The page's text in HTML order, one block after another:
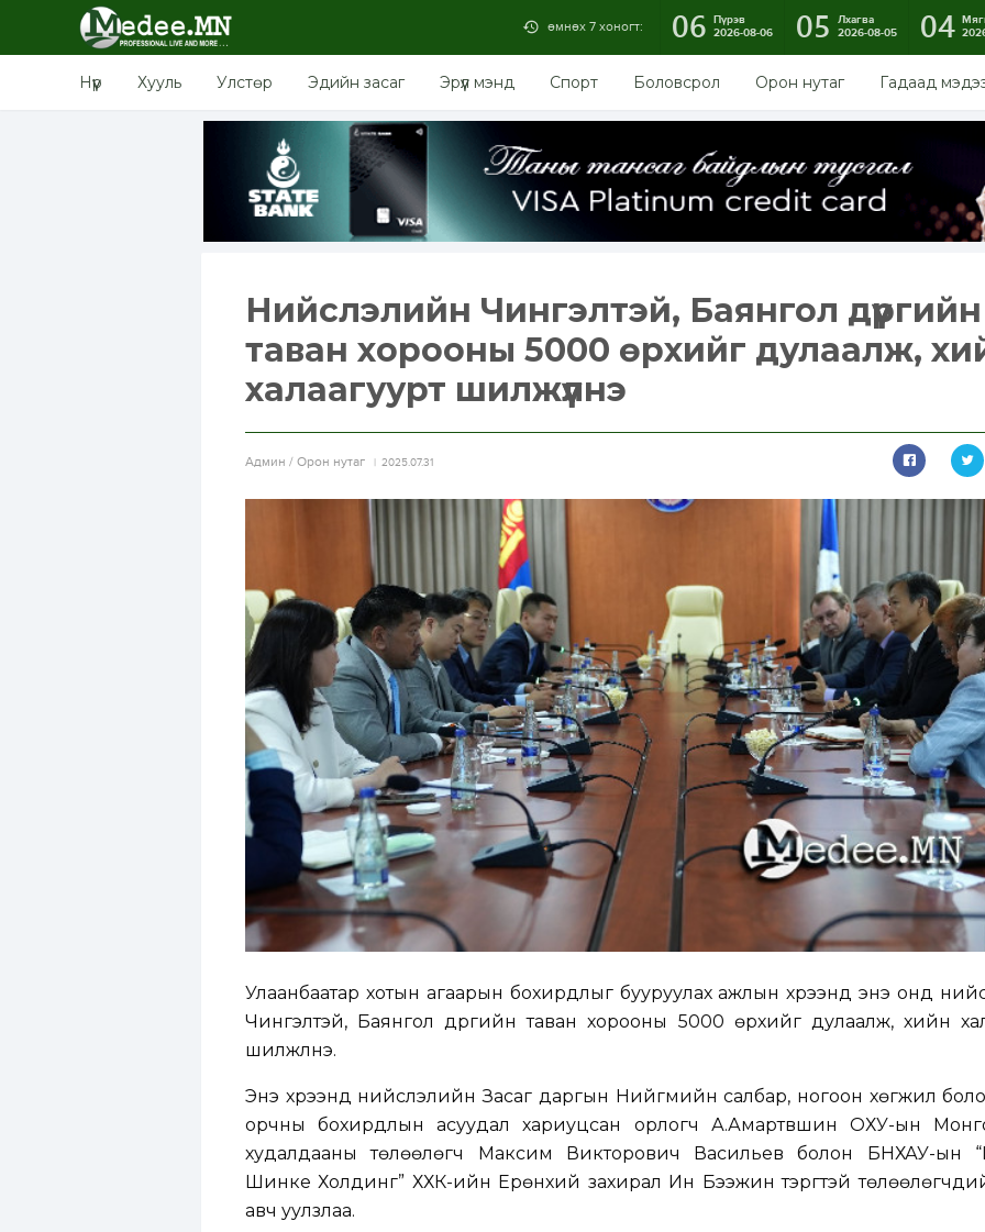
өмнөх 7 хоногт: 06 Пүрэв
2026-08-06
05
Лхагва
2026-08-05
04
Нүүр Хууль Улстөр Эдийн засаг Эрүүл мэнд Спорт Боловсрол Орон нутаг Гадаад
Нийслэлийн Чингэлтэй, Баянгол дүүргийн
таван хорооны 5000 өрхийг дулаалж,
халаагуурт шилжүүлнэ
Aдмин / Орон нутаг 2025.07.31
Улаанбаатар хотын агаарын бохирдлыг бууруулах ажлын хүрээнд энэ онд
Чингэлтэй, Баянгол дүүргийн таван хорооны 5000 өрхийг дулаалж, хийн
шилжүүлнэ.
Энэ хүрээнд нийслэлийн Засаг даргын Нийгмийн салбар, ногоон хөгжил
орчны бохирдлын асуудал хариуцсан орлогч А.Амартүвшин ОХУ-ын
худалдааны төлөөлөгч Максим Викторович Васильев болон БНХАУ-ын
Шинке Холдинг” ХХК-ийн Ерөнхий захирал Ин Бээжин тэргүүтэй
авч уулзлаа.